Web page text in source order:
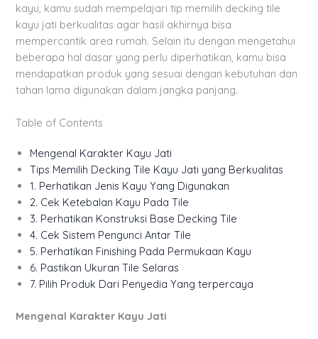
kayu, kamu sudah mempelajari tip memilih decking tile
kayu jati berkualitas agar hasil akhirnya bisa
mempercantik area rumah. Selain itu dengan mengetahui
beberapa hal dasar yang perlu diperhatikan, kamu bisa
mendapatkan produk yang sesuai dengan kebutuhan dan
tahan lama digunakan dalam jangka panjang.
Table of Contents
Mengenal Karakter Kayu Jati
Tips Memilih Decking Tile Kayu Jati yang Berkualitas
1. Perhatikan Jenis Kayu Yang Digunakan
2. Cek Ketebalan Kayu Pada Tile
3. Perhatikan Konstruksi Base Decking Tile
4. Cek Sistem Pengunci Antar Tile
5. Perhatikan Finishing Pada Permukaan Kayu
6. Pastikan Ukuran Tile Selaras
7. Pilih Produk Dari Penyedia Yang terpercaya
Mengenal Karakter Kayu Jati